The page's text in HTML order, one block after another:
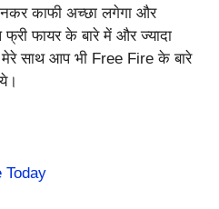
काफी अच्छा लगेगा और
फायर के बारे में और ज्यादा
साथ आप भी Free Fire के बारे
Today